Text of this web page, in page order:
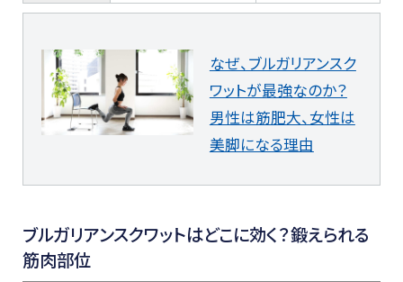
なぜ、ブルガリアンスク
ワットが最強なのか？
男性は筋肥大、女性は
美脚になる理由
ブルガリアンスクワットはどこに効く？鍛えられる
筋肉部位